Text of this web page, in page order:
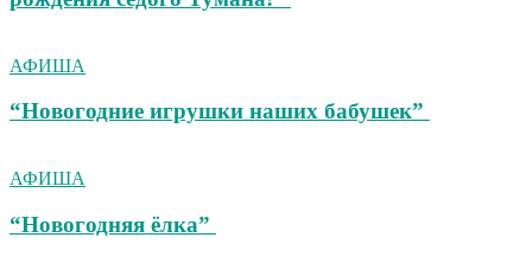
АФИША
“Новогодние игрушки наших бабушек”
АФИША
“Новогодняя ёлка”